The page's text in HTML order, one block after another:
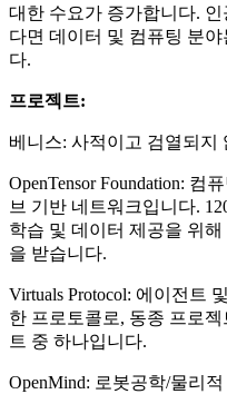
대한 수요가 증가합니다.
다면 데이터 및 컴퓨팅 분
다.
프로젝트:
베니스: 사적이고 검열되지
OpenTensor Foundation: 컴
브 기반 네트워크입니다.
학습 및 데이터 제공을 위
을 받습니다.
Virtuals Protocol: 에이전트
한 프로토콜로, 동종 프로
트 중 하나입니다.
OpenMind: 로봇공학/물리